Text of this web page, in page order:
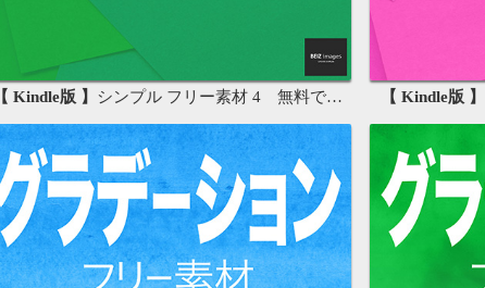
【 Kindle版 】 シンプル フリー素材 4 無料で使える背景素材集 【 Kindle版 】